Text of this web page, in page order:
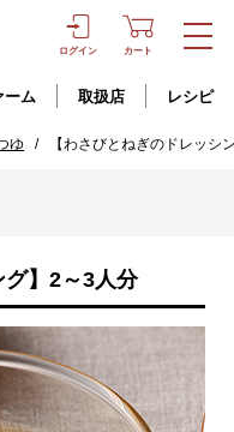
ログイン カート
ーム 取扱店 レシピ
ゆ / 【わさびとねぎのドレッシ
グ】2～3人分